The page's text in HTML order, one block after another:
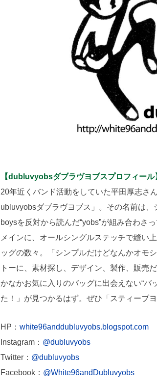
【dubluvyobsダブラヴヨブスプロフィール
20年近くバンド活動をしていた平田厚志さ
ubluvyobsダブラヴヨブス」。その名前は、
boysを反対から読んだ“yobs”が組み合わさ
メインに、オールシングルステッチで縫い
ッグの数々。「シンプルだけどなんかオモ
トーに、素材探し、デザイン、製作、販売
かなかお気に入りのバッグに出会えない“バ
た！」が見つかるはず。ぜひ「スティーブ
HP： white96anddubluvyobs.blogspot.com
Instagram： @dubluvyobs
Twitter： @dubluvyobs
Facebook： @White96andDubluvyobs